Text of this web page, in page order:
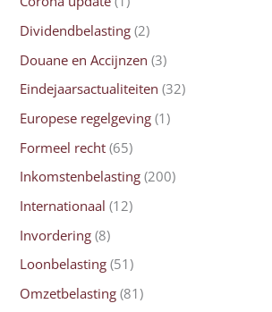
Dividendbelasting (2)
Douane en Accijnzen (3)
Eindejaarsactualiteiten (32)
Europese regelgeving (1)
Formeel recht (65)
Inkomstenbelasting (200)
Internationaal (12)
Invordering (8)
Loonbelasting (51)
Omzetbelasting (81)